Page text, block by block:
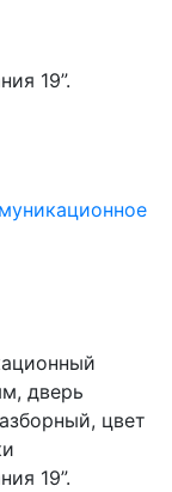
19”.
дверь
цвет
19”.